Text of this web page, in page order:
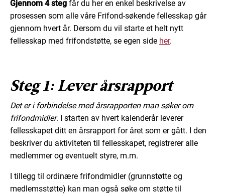
Gjennom 4 steg får du her en enkel beskrivelse av
prosessen som alle våre Frifond-søkende fellesskap går
gjennom hvert år. Dersom du vil starte et helt nytt
fellesskap med frifondstøtte, se egen side her.
Steg 1: Lever årsrapport
Det er i forbindelse med årsrapporten man søker om
frifondmidler. I starten av hvert kalenderår leverer
fellesskapet ditt en årsrapport for året som er gått. I den
beskriver du aktiviteten til fellesskapet, registrerer alle
medlemmer og eventuelt styre, m.m.
I tillegg til ordinære frifondmidler (grunnstøtte og
medlemsstøtte) kan man også søke om støtte til